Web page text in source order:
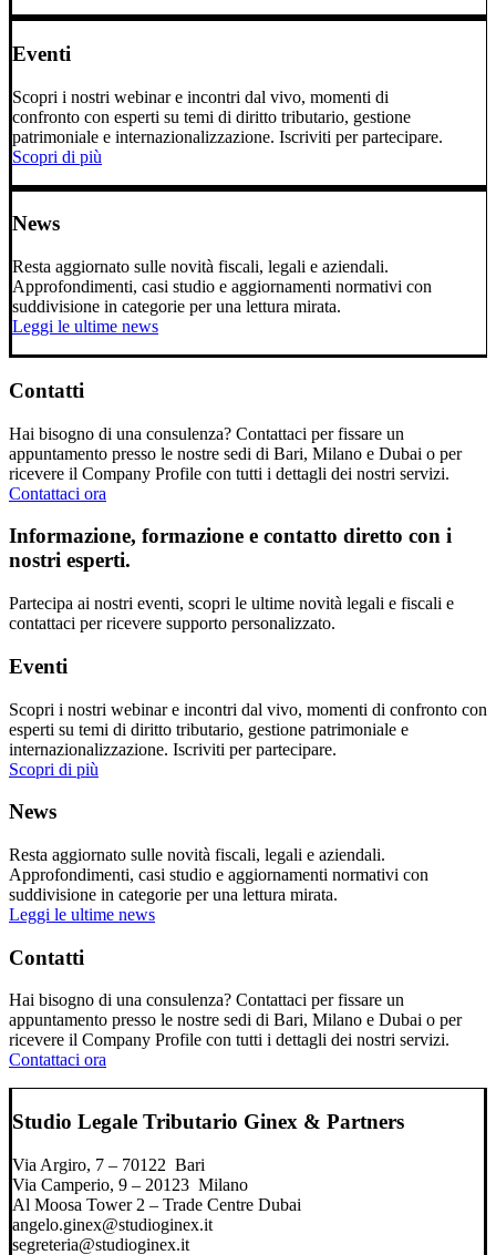
Eventi
Scopri i nostri webinar e incontri dal vivo, momenti di
confronto con esperti su temi di diritto tributario, gestione
patrimoniale e internazionalizzazione. Iscriviti per partecipare.
Scopri di più
News
Resta aggiornato sulle novità fiscali, legali e aziendali.
Approfondimenti, casi studio e aggiornamenti normativi con
suddivisione in categorie per una lettura mirata.
Leggi le ultime news
Contatti
Hai bisogno di una consulenza? Contattaci per fissare un
appuntamento presso le nostre sedi di Bari, Milano e Dubai o per
ricevere il Company Profile con tutti i dettagli dei nostri servizi.
Contattaci ora
Informazione, formazione e contatto diretto con i
nostri esperti.
Partecipa ai nostri eventi, scopri le ultime novità legali e fiscali e
contattaci per ricevere supporto personalizzato.
Eventi
Scopri i nostri webinar e incontri dal vivo, momenti di confronto con
esperti su temi di diritto tributario, gestione patrimoniale e
internazionalizzazione. Iscriviti per partecipare.
Scopri di più
News
Resta aggiornato sulle novità fiscali, legali e aziendali.
Approfondimenti, casi studio e aggiornamenti normativi con
suddivisione in categorie per una lettura mirata.
Leggi le ultime news
Contatti
Hai bisogno di una consulenza? Contattaci per fissare un
appuntamento presso le nostre sedi di Bari, Milano e Dubai o per
ricevere il Company Profile con tutti i dettagli dei nostri servizi.
Contattaci ora
Studio Legale Tributario Ginex & Partners
Via Argiro, 7 – 70122 Bari
Via Camperio, 9 – 20123 Milano
Al Moosa Tower 2 – Trade Centre Dubai
angelo.ginex@studioginex.it
segreteria@studioginex.it